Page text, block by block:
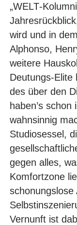
wird und in
Alphonso,
weitere
Deutungs-Elite
des über den
haben’s schon
wahnsinnig
Studiosessel,
gegen alles,
Komfortzone
Vernunft ist